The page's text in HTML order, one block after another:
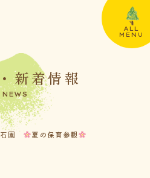
ALL
MENU
新着情報
NEWS
石園 夏の保育参観